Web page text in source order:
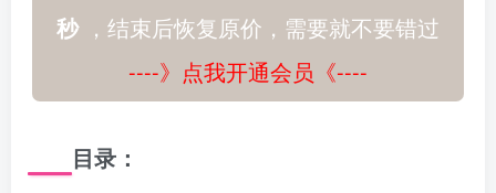
秒，结束后恢复原价，需要就不要错过
----》点我开通会员《----
目录：